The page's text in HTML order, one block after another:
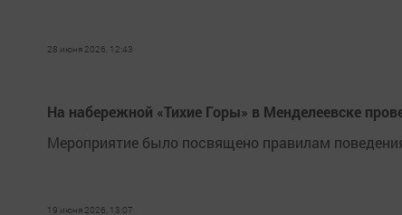
28 июня 2026, 12:43
На набережной «Тихие Горы» в Менделеевске
Мероприятие было посвящено правилам
19 июня 2026, 13:07